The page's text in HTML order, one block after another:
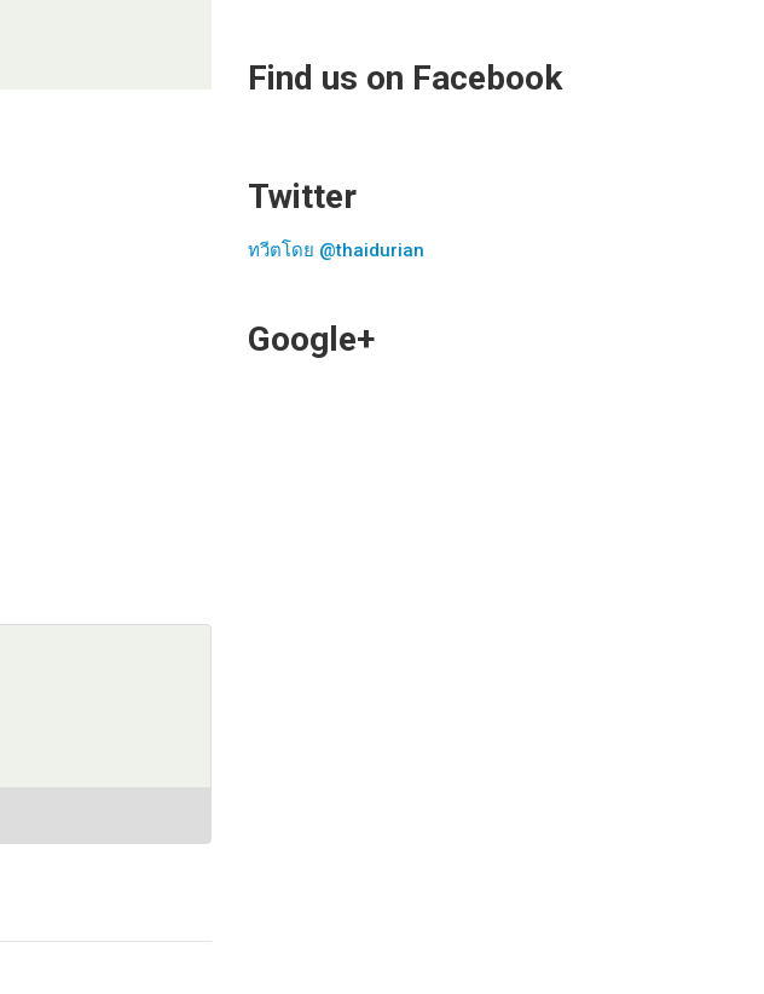
Find us on Facebook
Twitter
ทวีตโดย @thaidurian
Google+